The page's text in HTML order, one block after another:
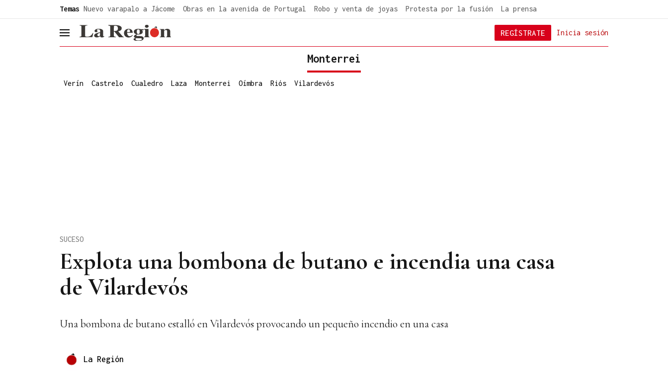
Temas Nuevo varapalo a Jácome Obras en la avenida de Portugal Robo y venta de joyas Protesta por la fusión La prensa
header.menu.open Inicia sesión
REGÍSTRATE
Monterrei
Verín Castrelo Cualedro Laza Monterrei Oímbra Riós Vilardevós
Explota una bombona de butano e incendia una casa
de Vilardevós
SUCESO
Una bombona de butano estalló en Vilardevós provocando un pequeño incendio en una casa
La Región